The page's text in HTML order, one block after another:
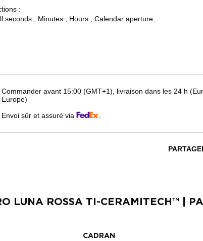
:
seconds , Minutes , Hours , Calendar aperture
Commander avant 15:00 (GMT+1), livraison dans les 24 h
Europe)
Envoi sûr et assuré via
LUNA ROSSA TI-CERAMITECH™|
CADRAN